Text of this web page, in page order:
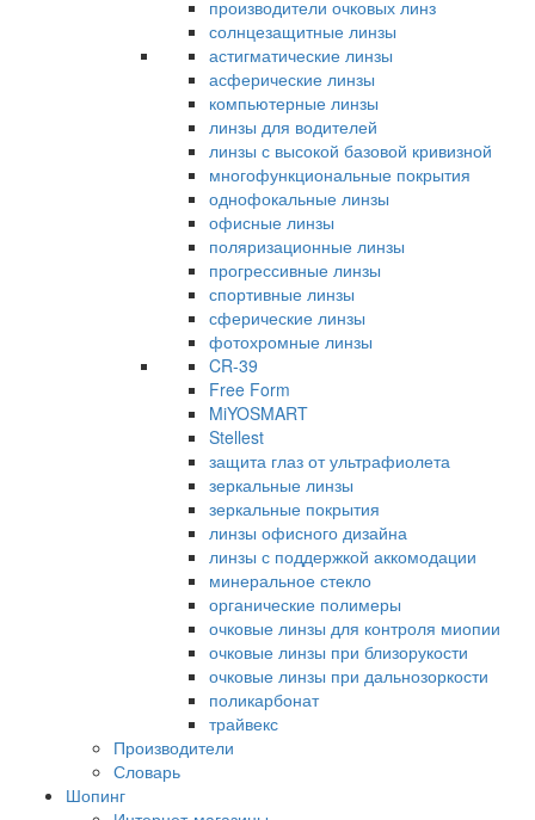
производители очковых линз
солнцезащитные линзы
астигматические линзы
асферические линзы
компьютерные линзы
линзы для водителей
линзы с высокой базовой кривизной
многофункциональные покрытия
однофокальные линзы
офисные линзы
поляризационные линзы
прогрессивные линзы
спортивные линзы
сферические линзы
фотохромные линзы
CR-39
Free Form
MiYOSMART
Stellest
защита глаз от ультрафиолета
зеркальные линзы
зеркальные покрытия
линзы офисного дизайна
линзы с поддержкой аккомодации
минеральное стекло
органические полимеры
очковые линзы для контроля миопии
очковые линзы при близорукости
очковые линзы при дальнозоркости
поликарбонат
трайвекс
Производители
Словарь
Шопинг